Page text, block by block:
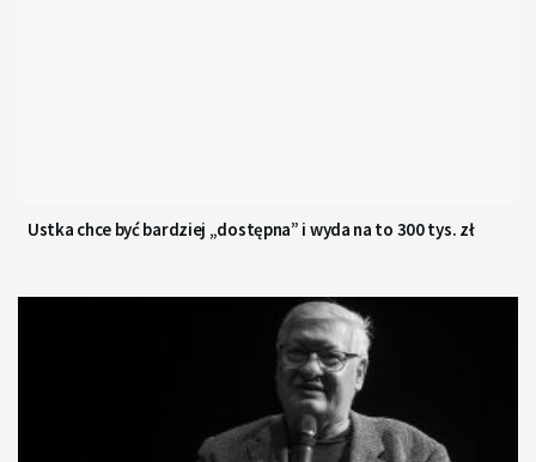
Ustka chce być bardziej „dostępna” i wyda na to 300 tys. zł